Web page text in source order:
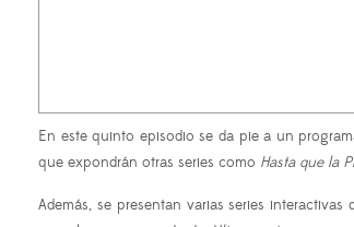
En este quinto episodio se da pie a un
que expondrán otras series como Hasta que la
Además, se presentan varias series